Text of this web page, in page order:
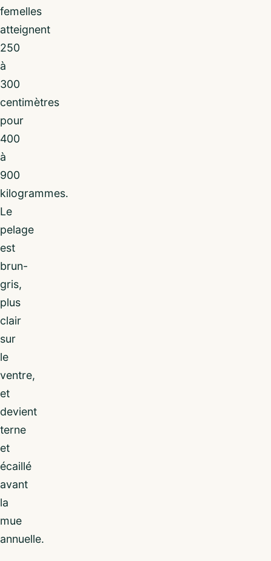
femelles
atteignent
250
à
300
centimètres
pour
400
à
900
kilogrammes.
Le
pelage
est
brun-
gris,
plus
clair
sur
le
ventre,
et
devient
terne
et
écaillé
avant
la
mue
annuelle.